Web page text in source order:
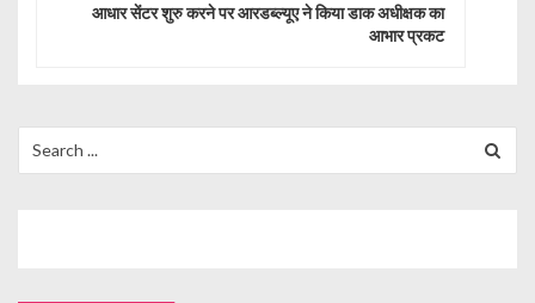
a
आधार सेंटर शुरु करने पर आरडब्ल्यूए ने किया डाक अधीक्षक का
आभार प्रकट
for: